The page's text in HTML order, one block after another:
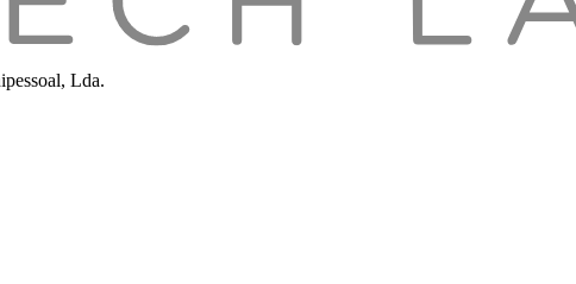
Lda.